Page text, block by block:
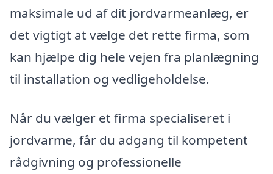
maksimale ud af dit jordvarmeanlæg, er
det vigtigt at vælge det rette firma, som
kan hjælpe dig hele vejen fra planlægning
til installation og vedligeholdelse.
Når du vælger et firma specialiseret i
jordvarme, får du adgang til kompetent
rådgivning og professionelle